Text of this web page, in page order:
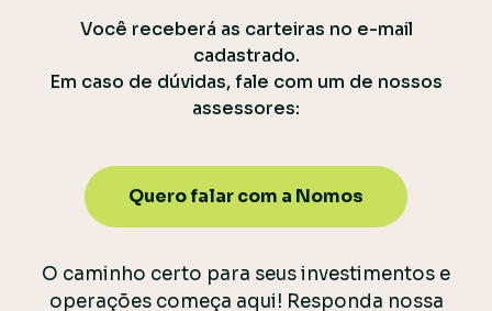
Você receberá as carteiras no e-mail
cadastrado.
Em caso de dúvidas, fale com um de nossos
assessores:
Quero falar com a Nomos
O caminho certo para seus investimentos e
operações começa aqui! Responda nossa